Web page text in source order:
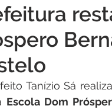
Comunicado
Dengue
Tanízio Sá
Escola Dom